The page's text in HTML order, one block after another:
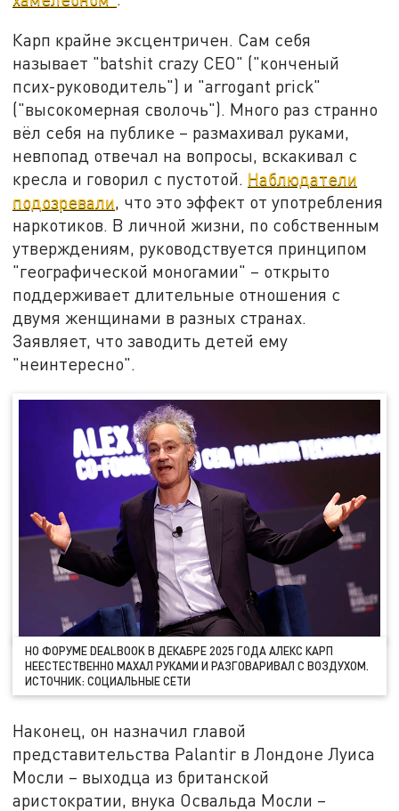
Карп крайне эксцентричен. Сам себя
называет "batshit crazy CEO" ("конченый
псих-руководитель") и "arrogant prick"
("высокомерная сволочь"). Много раз странно
вёл себя на публике – размахивал руками,
невпопад отвечал на вопросы, вскакивал с
кресла и говорил с пустотой. Наблюдатели
подозревали, что это эффект от употребления
наркотиков. В личной жизни, по собственным
утверждениям, руководствуется принципом
"географической моногамии" – открыто
поддерживает длительные отношения с
двумя женщинами в разных странах.
Заявляет, что заводить детей ему
"неинтересно".
НО ФОРУМЕ DEALBOOK В ДЕКАБРЕ 2025 ГОДА АЛЕКС КАРП
НЕЕСТЕСТВЕННО МАХАЛ РУКАМИ И РАЗГОВАРИВАЛ С ВОЗДУХОМ.
ИСТОЧНИК: СОЦИАЛЬНЫЕ СЕТИ
Наконец, он назначил главой
представительства Palantir в Лондоне Луиса
Мосли – выходца из британской
аристократии, внука Освальда Мосли –